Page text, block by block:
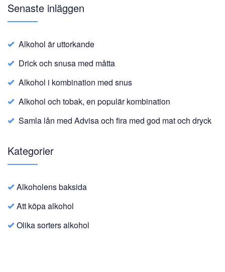
Senaste inläggen
Alkohol är uttorkande
Drick och snusa med måtta
Alkohol i kombination med snus
Alkohol och tobak, en populär kombination
Samla lån med Advisa och fira med god mat och dryck
Kategorier
Alkoholens baksida
Att köpa alkohol
Olika sorters alkohol